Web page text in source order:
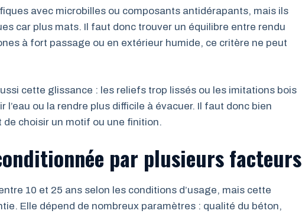
avec microbilles ou composants antidérapants, mais ils
car plus mats. Il faut donc trouver un équilibre entre rendu
à fort passage ou en extérieur humide, ce critère ne peut
cette glissance : les reliefs trop lissés ou les imitations bois
ou la rendre plus difficile à évacuer. Il faut donc bien
de choisir un motif ou une finition.
par plusieurs facteurs
10 et 25 ans selon les conditions d’usage, mais cette
Elle dépend de nombreux paramètres : qualité du béton,